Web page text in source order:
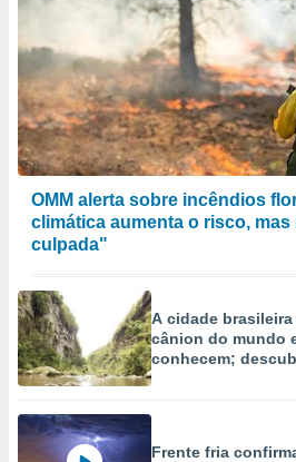
OMM alerta sobre incêndios
climática aumenta o risco, mas
culpada"
A cidade
cânion do mundo
conhecem;
Frente fria